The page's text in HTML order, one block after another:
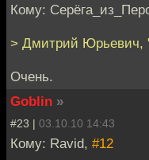
Кому:
> Дмитрий Юрьевич,
Очень.
Goblin »
#23 | 03.10.10 14:43
Кому: Ravid, #12